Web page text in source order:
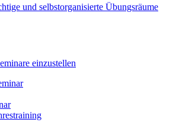
und selbstorganisierte Übungsräume
einzustellen